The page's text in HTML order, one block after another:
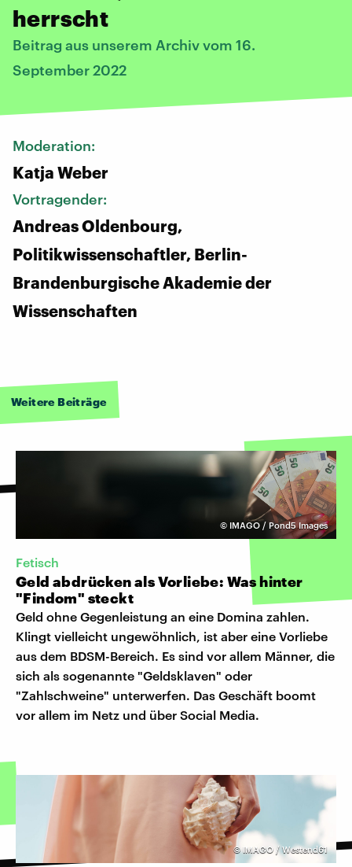
herrscht
Beitrag aus unserem Archiv vom 16.
September 2022
Moderation:
Katja Weber
Vortragender:
Andreas Oldenbourg,
Politikwissenschaftler, Berlin-
Brandenburgische Akademie der
Wissenschaften
Weitere Beiträge
© IMAGO / Pond5 Images
Fetisch
Geld abdrücken als Vorliebe: Was hinter
"Findom" steckt
Geld ohne Gegenleistung an eine Domina zahlen.
Klingt vielleicht ungewöhnlich, ist aber eine Vorliebe
aus dem BDSM-Bereich. Es sind vor allem Männer, die
sich als sogenannte "Geldsklaven" oder
"Zahlschweine" unterwerfen. Das Geschäft boomt
vor allem im Netz und über Social Media.
©IMAGO / Westend61